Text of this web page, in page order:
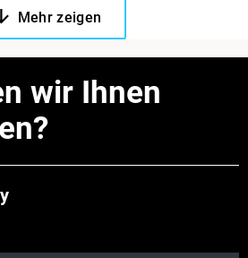
Mehr zeigen
wir Ihnen